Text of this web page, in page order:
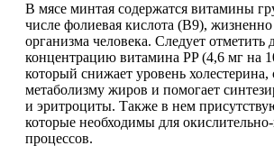
В мясе минтая содержатся витамины
числе фолиевая кислота (В9),
организма человека. Следует
концентрацию витамина PP (4,6 мг на
который снижает уровень холестерина,
метаболизму жиров и помогает
и эритроциты. Также в нем
которые необходимы для
процессов.